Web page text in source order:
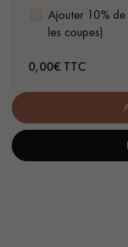
Un expert
Ajouter 10% de
les coupes)
0,00€ TTC